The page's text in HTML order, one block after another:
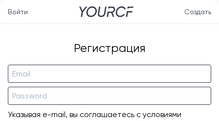
Войти Создать
Регистрация
Указывая e-mail, вы соглашаетесь с условиями